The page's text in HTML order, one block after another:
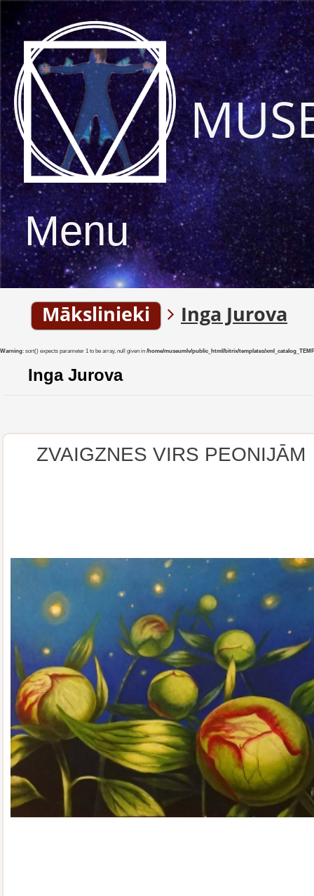
Menu
Mākslinieki Inga Jurova
Warning: sort() expects parameter 1 to be array, null given in /home/museumlv/public_html/bitrix/templates/
Inga Jurova
ZVAIGZNES VIRS PEONIJĀM